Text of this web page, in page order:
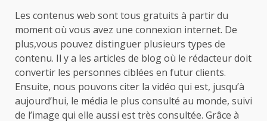
Les contenus web sont tous gratuits à partir du
moment où vous avez une connexion internet. De
plus,vous pouvez distinguer plusieurs types de
contenu. Il y a les articles de blog où le rédacteur doit
convertir les personnes ciblées en futur clients.
Ensuite, nous pouvons citer la vidéo qui est, jusqu’à
aujourd’hui, le média le plus consulté au monde, suivi
de l’image qui elle aussi est très consultée. Grâce à